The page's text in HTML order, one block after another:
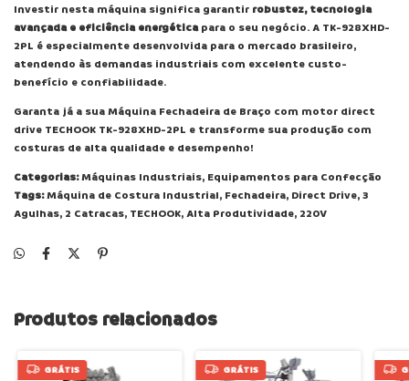
Investir nesta máquina significa garantir robustez, tecnologia
avançada e eficiência energéticapara o seu negócio. A TK-928XHD-
2PL é especialmente desenvolvida para o mercado brasileiro,
atendendo às demandas industriais com excelente custo-
benefício e confiabilidade.
Garanta já a sua Máquina Fechadeira de Braço com motor direct
drive TECHOOK TK-928XHD-2PL e transforme sua produção com
costuras de alta qualidade e desempenho!
Categorias:Máquinas Industriais, Equipamentos para Confecção
Tags:Máquina de Costura Industrial, Fechadeira, Direct Drive, 3
Agulhas, 2 Catracas, TECHOOK, Alta Produtividade, 220V
Produtos relacionados
GRÁTIS GRÁTIS